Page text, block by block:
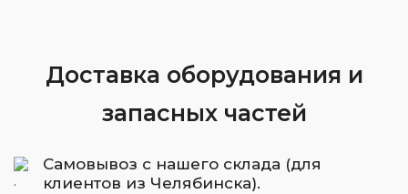
Доставка оборудования и
запасных частей
Самовывоз с нашего склада (для
клиентов из Челябинска).